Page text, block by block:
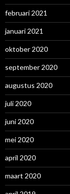
februari 2021
januari 2021
oktober 2020
september 2020
augustus 2020
juli 2020
juni 2020
mei 2020
april 2020
maart 2020